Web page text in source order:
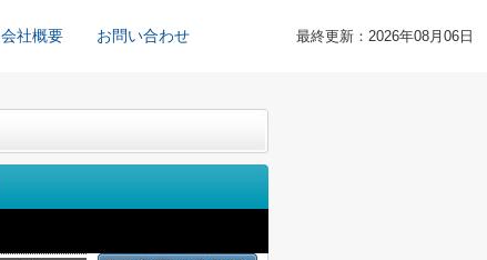
会社概要 お問い合わせ 最終更新：2026年08月06日